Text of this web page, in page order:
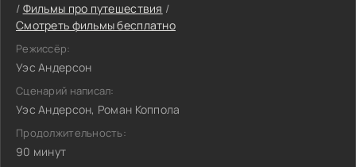
/ Фильмы про путешествия /
Смотреть фильмы бесплатно
Режиссёр:
Уэс Андерсон
Сценарий написал:
Уэс Андерсон, Роман Коппола
Продолжительность:
90 минут